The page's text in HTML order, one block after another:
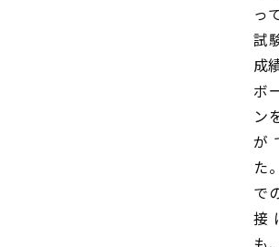
っ
試
成
ボ
ン
が
た
で
接